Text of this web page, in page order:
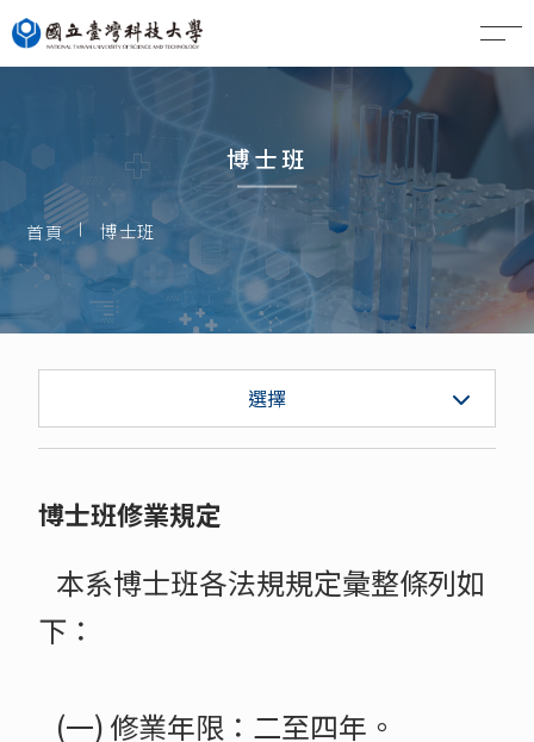
博士班
首頁 博士班
選擇
系學會
碩士班
博士班
指導教授收受碩班生資訊
博士班修業規定
本系博士班各法規規定彙整條列如
下：
(一) 修業年限：二至四年。